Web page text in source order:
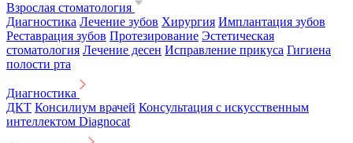
Взрослая стоматология
Диагностика Лечение зубов Хирургия Имплантация зубов
Реставрация зубов Протезирование Эстетическая
стоматология Лечение десен Исправление прикуса Гигиена
полости рта
Диагностика
ДКТ Консилиум врачей Консультация с искусственным
интеллектом Diagnocat